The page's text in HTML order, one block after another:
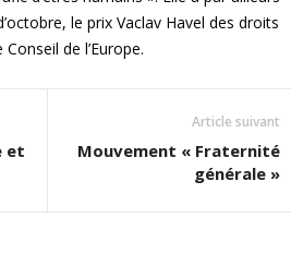
le prix Vaclav Havel des droits
de l’Europe.
et
Article suivant
Mouvement « Fraternité
générale »